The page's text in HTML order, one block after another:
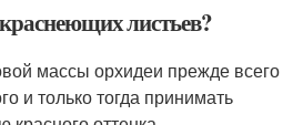
листьев?
массы орхидеи прежде всего
и только тогда принимать